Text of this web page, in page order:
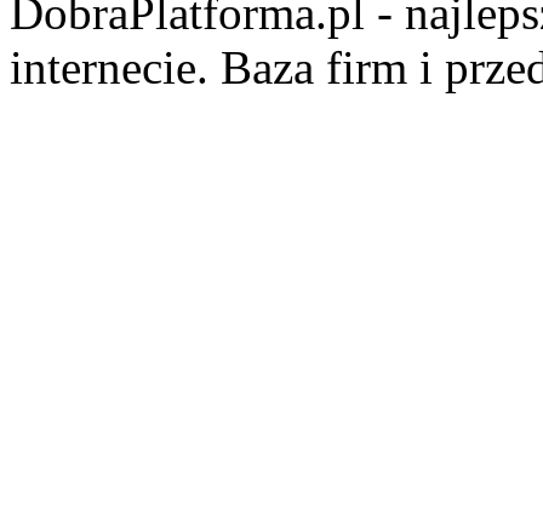
DobraPlatforma.pl -
internecie. Baza firm i